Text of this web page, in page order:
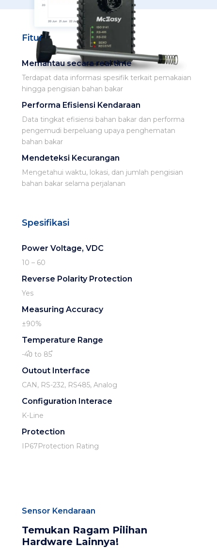
Fitur
Memantau secara real time​
Terdapat data informasi spesifik terkait pemakaian
hingga pengisian bahan bakar ​
Performa Efisiensi Kendaraan​
Data tingkat efisiensi bahan bakar dan performa
pengemudi berpeluang upaya penghematan
bahan bakar​
Mendeteksi Kecurangan​
Mengetahui waktu, lokasi, dan jumlah pengisian
bahan bakar selama perjalanan​
Spesifikasi
Power Voltage, VDC
10 – 60
Reverse Polarity Protection
Yes
Measuring Accuracy
±90%
Temperature Range
-40֯ to 85֯
Outout Interface
CAN, RS-232, RS485, Analog
Configuration Interace
K-Line
Protection
IP67Protection Rating
Sensor Kendaraan
Temukan Ragam Pilihan
Hardware Lainnya!